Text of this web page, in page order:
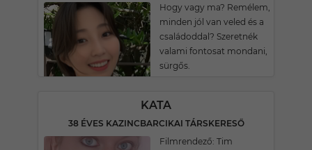
Hogy vagy ma? Remélem,
minden jól van veled és a
családoddal? Szeretnék
valami fontosat mondani,
sürgős.
KATA
38 ÉVES KAZINCBARCIKAI TÁRSKERESŐ
Filmrendező: Tim